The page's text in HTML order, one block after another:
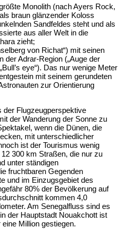
Monolith (nach Ayers Rock,
braun glänzender Koloss
Sandfeldes steht und als
aus aller Welt in die
zieht;
von Richat“) mit seinen
der Adrar-Region („Auge der
eye“). Das nur wenige Meter
mit seinem gerundeten
zur Orientierung
der Flugzeugperspektive
der Wanderung der Sonne zu
wenn die Dünen, die
mit unterschiedlicher
ist der Tourismus wenig
300 km Straßen, die nur zu
unter ständigen
fruchtbaren Gegenden
und im Einzugsgebiet des
80% der Bevölkerung auf
kommen 4,0
Am Senegalfluss sind es
der Hauptstadt Nouakchott ist
Million gestiegen.